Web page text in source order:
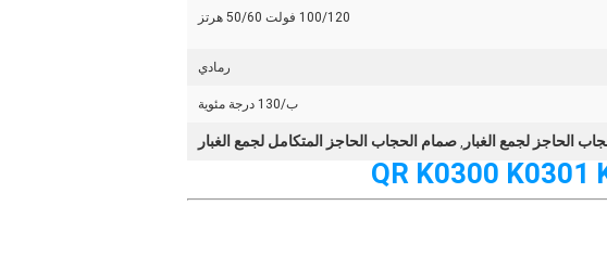
100/120 فولت 50/60 هرتز
رمادي
ب/130 درجة مئوية
, صمام الحجاب الحاجز المتكامل لجمع الغبار